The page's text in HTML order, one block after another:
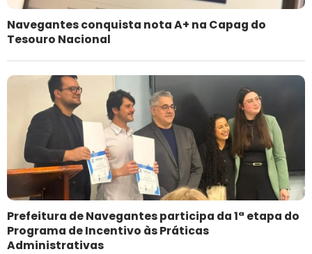
Navegantes conquista nota A+ na Capag do
Tesouro Nacional
Prefeitura de Navegantes participa da 1ª etapa do
Programa de Incentivo às Práticas
Administrativas